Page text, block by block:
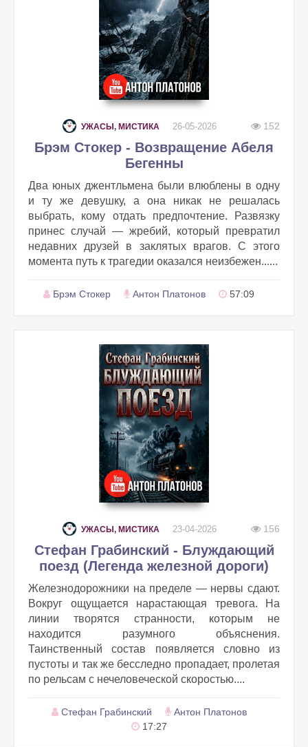
УЖАСЫ, МИСТИКА 26-05-2026 152
Брэм Стокер - Возвращение Абеля
Бегенны
Два юных джентльмена были влюблены в одну
и ту же девушку, а она никак не решалась
выбрать, кому отдать предпочтение. Развязку
принес случай — жребий, который превратил
недавних друзей в заклятых врагов. С этого
момента путь к трагедии оказался неизбежен......
Брэм Стокер Антон Платонов 57:09
УЖАСЫ, МИСТИКА 23-04-2026 156
Стефан Грабинский - Блуждающий
поезд (Легенда железной дороги)
Железнодорожники на пределе — нервы сдают.
Вокруг ощущается нарастающая тревога. На
линии творятся странности, которым не
находится разумного объяснения.
Таинственный состав появляется словно из
пустоты и так же бесследно пропадает, пролетая
по рельсам с нечеловеческой скоростью....
Стефан Грабинский
Антон Платонов
17:27